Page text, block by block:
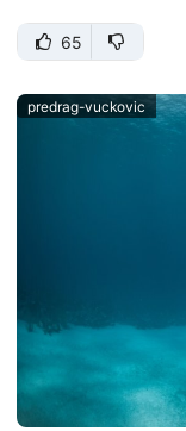
65
predrag-vuckovic